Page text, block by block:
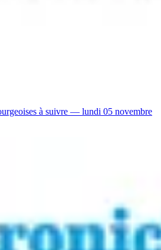
à suivre — lundi 05 novembre